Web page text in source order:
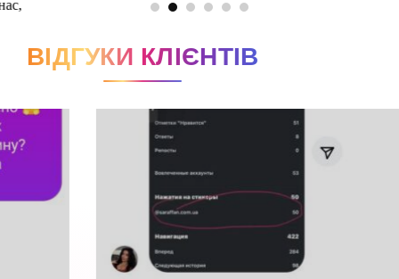
ВІДГУКИ КЛІЄНТІВ